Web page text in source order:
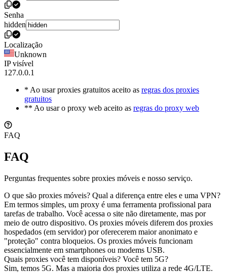
Senha
hidden
Localização
Unknown
IP visível
127.0.0.1
* Ao usar proxies gratuitos aceito as regras dos proxies
gratuitos
** Ao usar o proxy web aceito as regras do proxy web
FAQ
FAQ
Perguntas frequentes sobre proxies móveis e nosso serviço.
O que são proxies móveis? Qual a diferença entre eles e uma VPN?
Em termos simples, um proxy é uma ferramenta profissional para
tarefas de trabalho. Você acessa o site não diretamente, mas por
meio de outro dispositivo. Os proxies móveis diferem dos proxies
hospedados (em servidor) por oferecerem maior anonimato e
"proteção" contra bloqueios. Os proxies móveis funcionam
essencialmente em smartphones ou modems USB.
Quais proxies você tem disponíveis? Você tem 5G?
Sim, temos 5G. Mas a maioria dos proxies utiliza a rede 4G/LTE.